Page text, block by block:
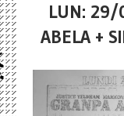
LUN: 29/
ABELA +